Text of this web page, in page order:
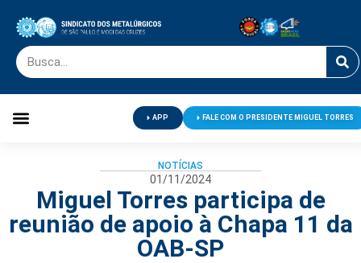
APP FALE COM O PRESIDENTE MIGUEL TORRES
NOTÍCIAS
01/11/2024
Miguel Torres participa de
reunião de apoio à Chapa 11 da
OAB-SP